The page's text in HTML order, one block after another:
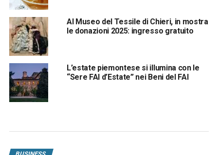
Al Museo del Tessile di Chieri, in mostra
le donazioni 2025: ingresso gratuito
L’estate piemontese si illumina con le
“Sere FAI d’Estate” nei Beni del FAI